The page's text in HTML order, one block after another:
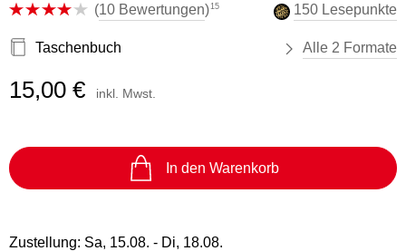
(10 Bewertungen) 15 150 Lesepunkte
Taschenbuch Alle 2 Formate
15,00 € inkl. Mwst.
In den Warenkorb
Zustellung: Sa, 15.08. - Di, 18.08.